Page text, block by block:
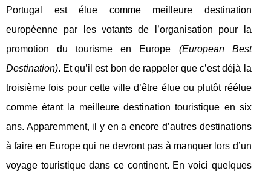
Portugal est élue comme meilleure destination
européenne par les votants de l’organisation pour la
promotion du tourisme en Europe (European Best
Destination). Et qu’il est bon de rappeler que c’est déjà la
troisième fois pour cette ville d’être élue ou plutôt réélue
comme étant la meilleure destination touristique en six
ans. Apparemment, il y en a encore d’autres destinations
à faire en Europe qui ne devront pas à manquer lors d’un
voyage touristique dans ce continent. En voici quelques